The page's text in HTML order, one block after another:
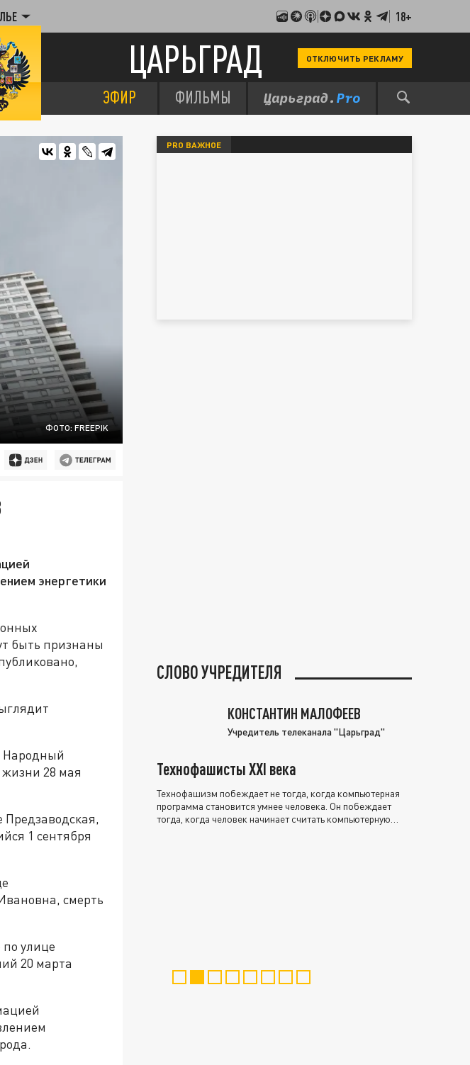
18+
ЦАРЬГРАД ОТКЛЮЧИТЬ РЕКЛАМУ
ЭФИР ФИЛЬМЫ
ФОТО: FREEPIK
энергетики
быть признаны
Народный
28 мая
1 сентября
смерть
улице
20 марта
PRO ВАЖНОЕ
СЛОВО УЧРЕДИТЕЛЯ
КОНСТАНТИН МАЛОФЕЕВ
Учредитель телеканала "Царьград"
Технофашисты XXI века
Технофашизм побеждает не тогда, когда компьютерная
программа становится умнее человека. Он побеждает
тогда, когда человек начинает считать компьютерную